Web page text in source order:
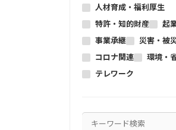
人材育成・福利厚生
特許・知的財産
起
事業承継
災害・被
コロナ関連
環境・
テレワーク